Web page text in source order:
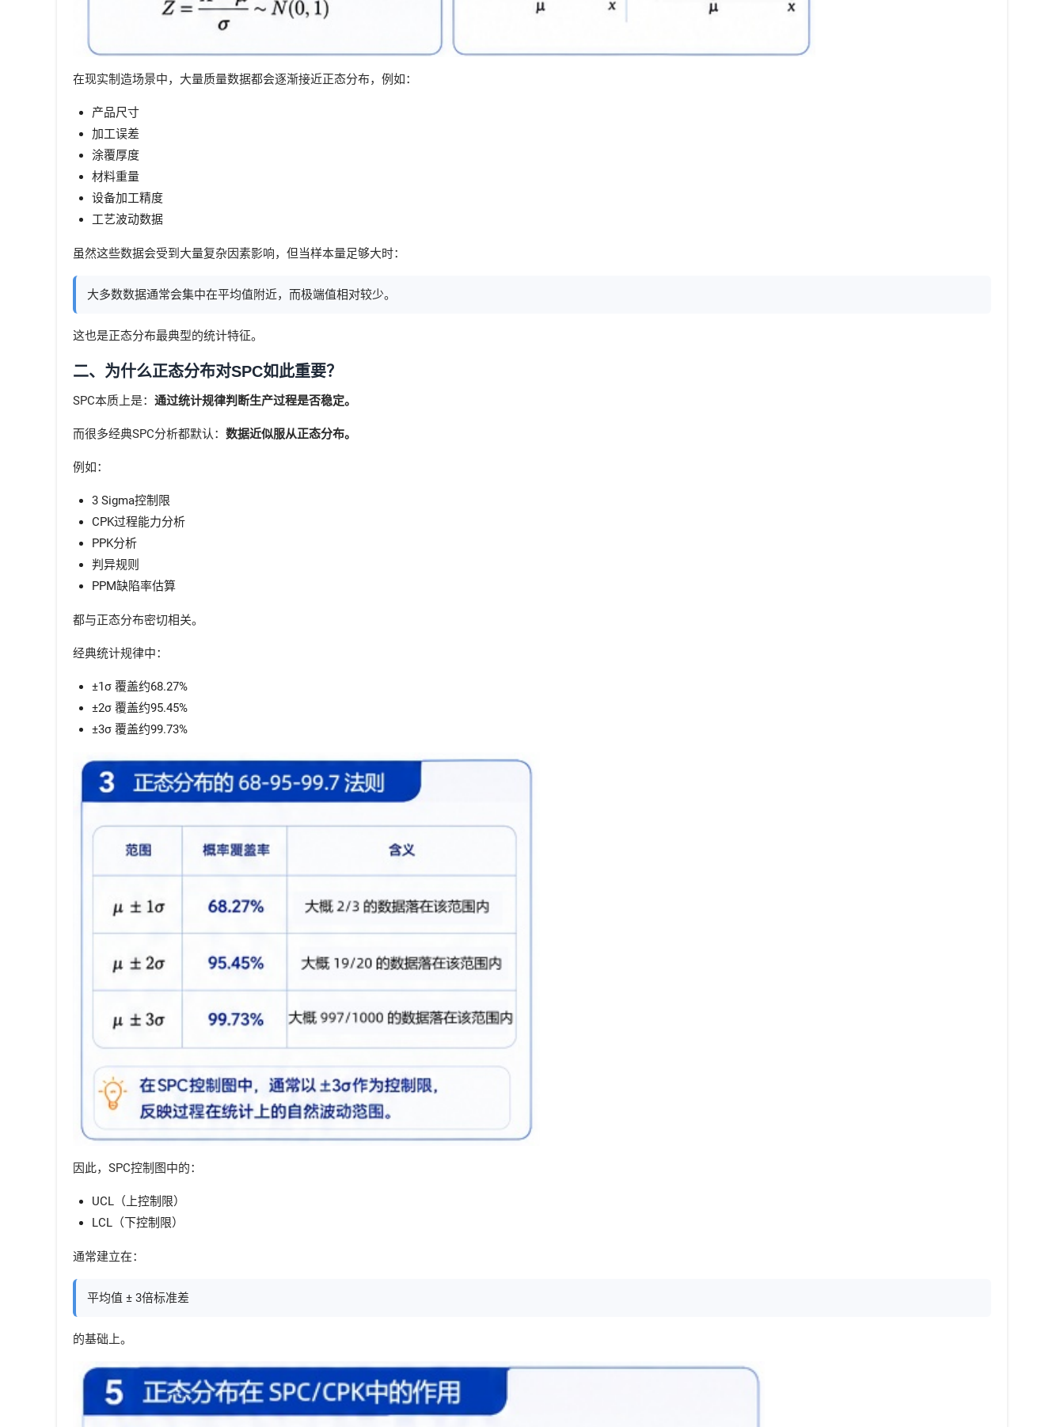
在现实制造场景中，大量质量数据都会逐渐接近正态分布，例如：
产品尺寸
加工误差
涂覆厚度
材料重量
设备加工精度
工艺波动数据
虽然这些数据会受到大量复杂因素影响，但当样本量足够大时：
大多数数据通常会集中在平均值附近，而极端值相对较少。
这也是正态分布最典型的统计特征。
二、为什么正态分布对SPC如此重要？
SPC本质上是： 通过统计规律判断生产过程是否稳定。
而很多经典SPC分析都默认： 数据近似服从正态分布。
例如：
3 Sigma控制限
CPK过程能力分析
PPK分析
判异规则
PPM缺陷率估算
都与正态分布密切相关。
经典统计规律中：
±1σ 覆盖约68.27%
±2σ 覆盖约95.45%
±3σ 覆盖约99.73%
因此，SPC控制图中的：
UCL（上控制限）
LCL（下控制限）
通常建立在：
平均值 ± 3倍标准差
的基础上。